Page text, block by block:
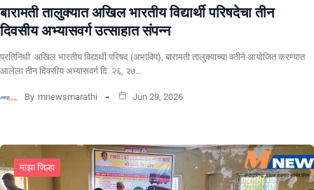
बारामती तालुक्यात अखिल भारतीय विद्यार्थी परिषदेचा तीन
दिवसीय अभ्यासवर्ग उत्साहात संपन्न
प्रतिनिधी अखिल भारतीय विद्यार्थी परिषद (अभाविप), बारामती तालुक्याच्या वतीने आयोजित करण्यात
आलेला तीन दिवसीय अभ्यासवर्ग दि. २६, २७…
By mnewsmarathi Jun 29, 2026
माझा जिल्हा